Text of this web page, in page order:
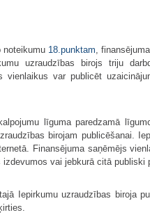
noteikumu 18.punktam ,
uzraudzības birojs triju
vienlaikus var publicēt
līguma paredzamā
birojam publicēšanai.
Finansējuma saņēmējs
vai jebkurā citā publiski
Iepirkumu uzraudzības biroja